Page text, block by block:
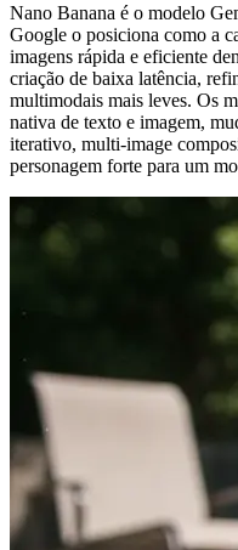
Nano Banana é o modelo
Google o posiciona como a
imagens rápida e eficiente
criação de baixa latência,
multimodais mais leves. Os
nativa de texto e imagem,
iterativo, multi-image
personagem forte para um